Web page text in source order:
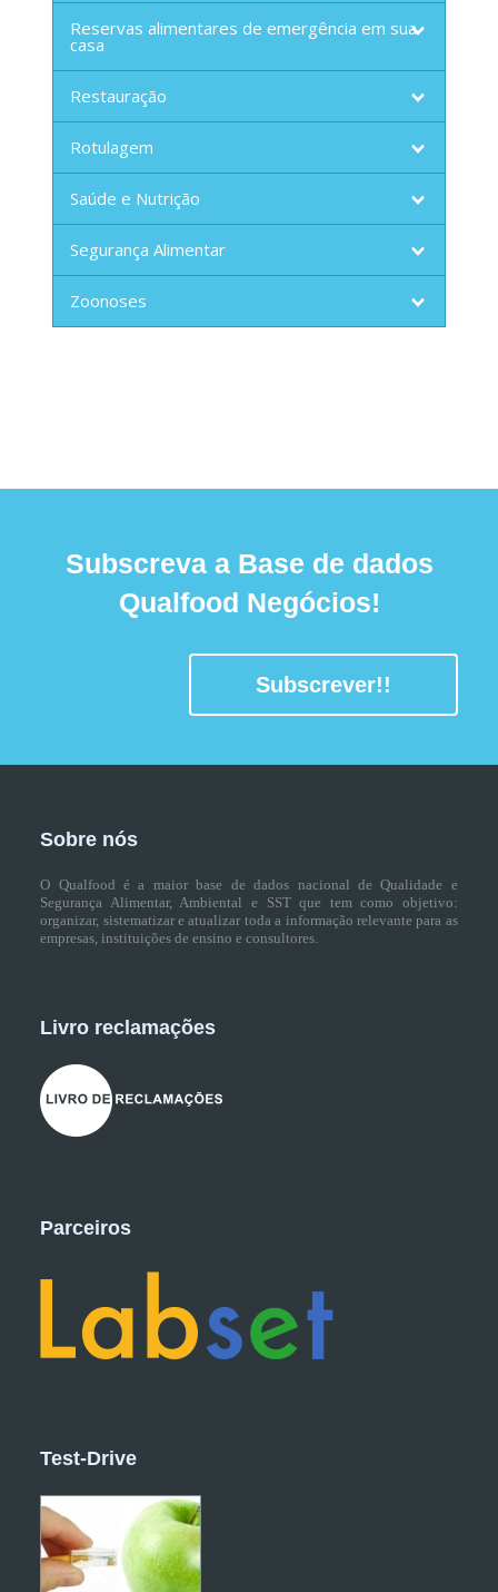
Reservas alimentares de emergência em sua
casa
Restauração
Rotulagem
Saúde e Nutrição
Segurança Alimentar
Zoonoses
Subscreva a Base de dados
Qualfood Negócios!
Subscrever!!
Sobre nós
O Qualfood é a maior base de dados nacional de Qualidade e
Segurança Alimentar, Ambiental e SST que tem como objetivo:
organizar, sistematizar e atualizar toda a informação relevante para as
empresas, instituições de ensino e consultores.
Livro reclamações
Parceiros
Test-Drive